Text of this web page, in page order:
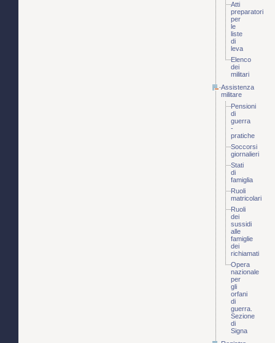
Atti
preparatori
per
le
liste
di
leva
Elenco
dei
militari
Assistenza
militare
Pensioni
di
guerra
-
pratiche
Soccorsi
giornalieri
Stati
di
famiglia
Ruoli
matricolari
Ruoli
dei
sussidi
alle
famiglie
dei
richiamati
Opera
nazionale
per
gli
orfani
di
guerra.
Sezione
di
Signa